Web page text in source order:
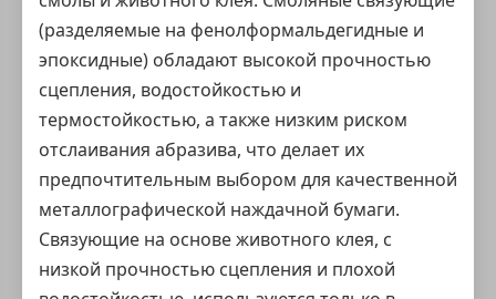
(разделяемые на фенолформальдегидные и
эпоксидные) обладают высокой прочностью
сцепления, водостойкостью и
термостойкостью, а также низким риском
отслаивания абразива, что делает их
предпочтительным выбором для качественной
металлографической наждачной бумаги.
Связующие на основе животного клея, с
низкой прочностью сцепления и плохой